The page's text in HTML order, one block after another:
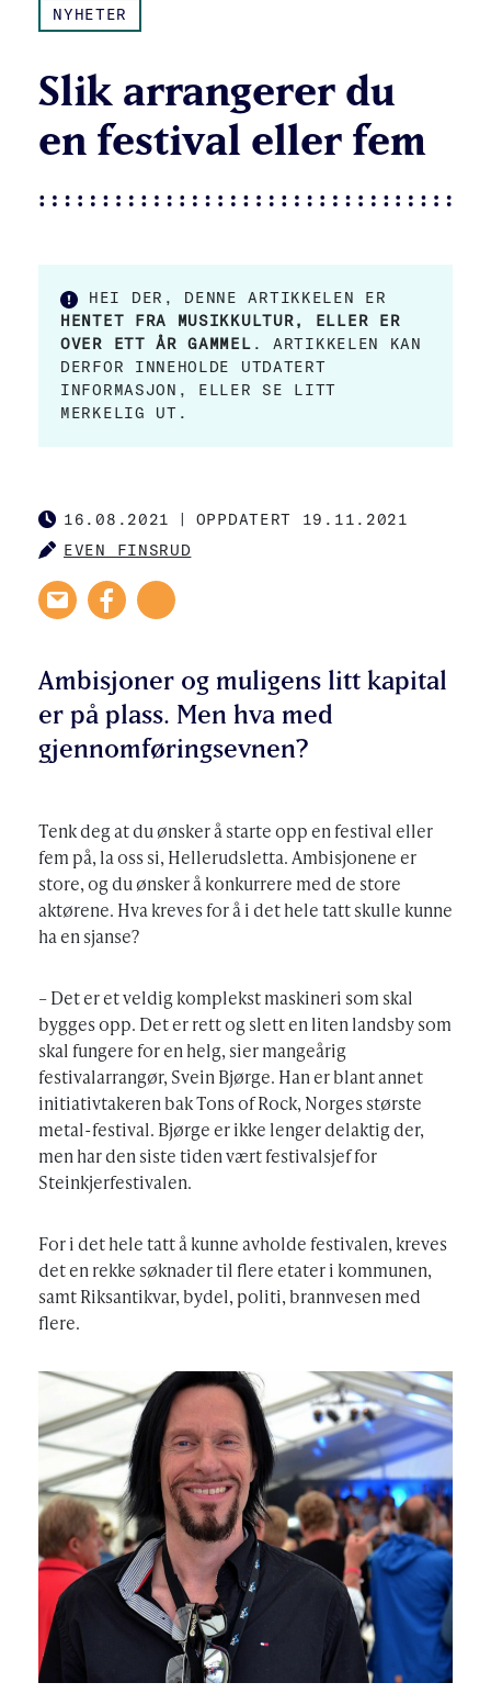
NYHETER
Slik arrangerer du
en festival eller fem
HEI DER, DENNE ARTIKKELEN ER
HENTET FRA MUSIKKULTUR, ELLER ER
OVER ETT ÅR GAMMEL . ARTIKKELEN KAN
DERFOR INNEHOLDE UTDATERT
INFORMASJON, ELLER SE LITT
MERKELIG UT.
PUBLISHED
16.08.2021 | OPPDATERT 19.11.2021
AUTHOR
EVEN FINSRUD
Ambisjoner og muligens litt kapital
er på plass. Men hva med
gjennomføringsevnen?
Tenk deg at du ønsker å starte opp en festival eller
fem på, la oss si, Hellerudsletta. Ambisjonene er
store, og du ønsker å konkurrere med de store
aktørene. Hva kreves for å i det hele tatt skulle kunne
ha en sjanse?
– Det er et veldig komplekst maskineri som skal
bygges opp. Det er rett og slett en liten landsby som
skal fungere for en helg, sier mangeårig
festivalarrangør, Svein Bjørge. Han er blant annet
initiativtakeren bak Tons of Rock, Norges største
metal-festival. Bjørge er ikke lenger delaktig der,
men har den siste tiden vært festivalsjef for
Steinkjerfestivalen.
For i det hele tatt å kunne avholde festivalen, kreves
det en rekke søknader til flere etater i kommunen,
samt Riksantikvar, bydel, politi, brannvesen med
flere.